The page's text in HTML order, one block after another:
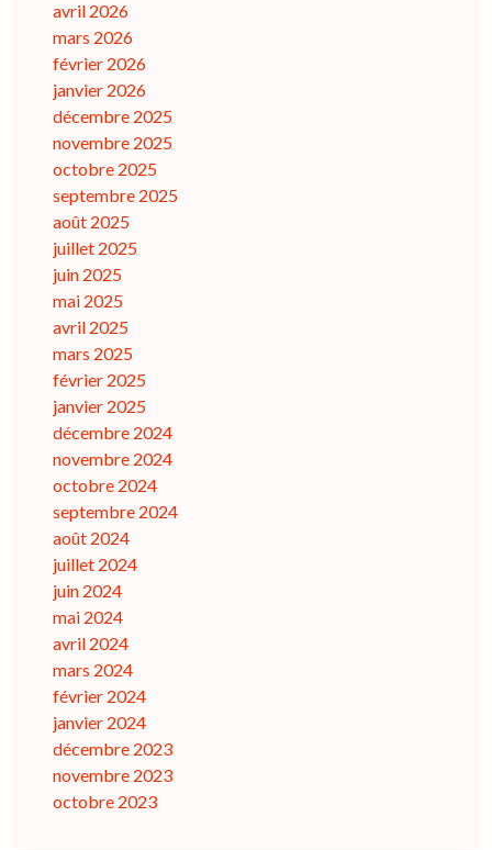
avril 2026
mars 2026
février 2026
janvier 2026
décembre 2025
novembre 2025
octobre 2025
septembre 2025
août 2025
juillet 2025
juin 2025
mai 2025
avril 2025
mars 2025
février 2025
janvier 2025
décembre 2024
novembre 2024
octobre 2024
septembre 2024
août 2024
juillet 2024
juin 2024
mai 2024
avril 2024
mars 2024
février 2024
janvier 2024
décembre 2023
novembre 2023
octobre 2023